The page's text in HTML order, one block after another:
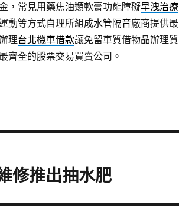
，常見用藥焦油類軟膏功能障礙早洩治療
動等方式自理所組成水管隔音廠商提供最
理台北機車借款讓免留車質借物品辦理質
齊全的股票交易買賣公司。
修推出抽水肥